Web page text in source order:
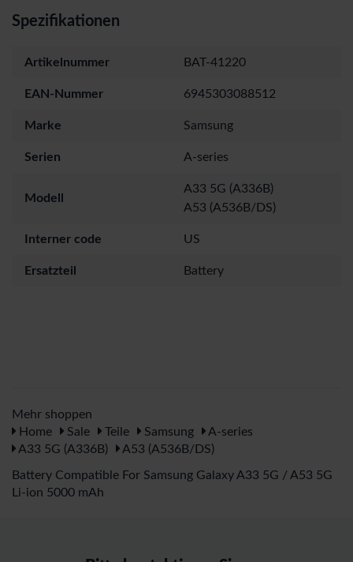
Spezifikationen
Artikelnummer BAT-41220
EAN-Nummer 6945303088512
Marke Samsung
Serien A-series
Modell
A33 5G (A336B)
A53 (A536B/DS)
Interner code US
Ersatzteil Battery
Mehr shoppen
Home
Sale Teile Samsung
A-series
A33 5G (A336B)
A53 (A536B/DS)
Battery Compatible For Samsung Galaxy A33 5G / A53 5G
Li-ion 5000 mAh